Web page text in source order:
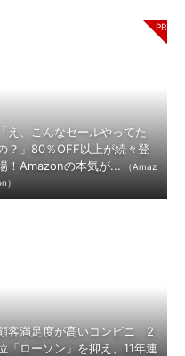
「え、こんなセールやってた
？」80％OFF以上が続々登
！Amazonの本気が...
（Amaz
）
客満足度が高いコンビニ 2
「ローソン」を抑え、11年連